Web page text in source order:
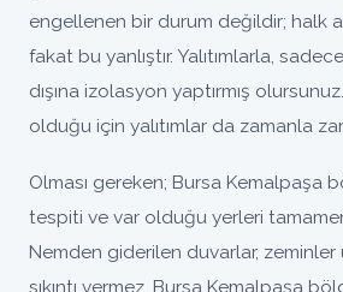
engellenen bir durum değildir; halk
fakat bu yanlıştır. Yalıtımlarla,
dışına izolasyon yaptırmış
olduğu için yalıtımlar da zamanla
Olması gereken; Bursa Kemalpaşa
tespiti ve var olduğu yerleri
Nemden giderilen duvarlar, zeminler
sıkıntı vermez, Bursa Kemalpaşa